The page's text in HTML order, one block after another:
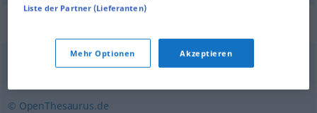
Pott (ugs.),Hafen (ugs., schweiz.)
© OpenThesaurus.de
Liste der Partner (Lieferanten)
Mehr Optionen Akzeptieren